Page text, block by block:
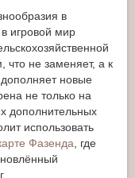
в
игровой мир
что не заменяет, а к
новые
не только на
дополнительных
использовать
Фазенда , где